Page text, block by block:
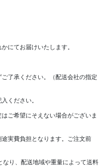
にてお届けいたします。
了承ください。（配送会社の指定
ください。
ご希望にそえない場合がございま
実費負担となります。ご注文前
り、配送地域や重量によって送料